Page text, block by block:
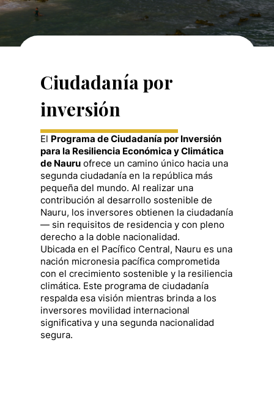
Ciudadanía por
inversión
El Programa de Ciudadanía por Inversión
para la Resiliencia Económica y Climática
de Nauru ofrece un camino único hacia una
segunda ciudadanía en la república más
pequeña del mundo. Al realizar una
contribución al desarrollo sostenible de
Nauru, los inversores obtienen la ciudadanía
— sin requisitos de residencia y con pleno
derecho a la doble nacionalidad.
Ubicada en el Pacífico Central, Nauru es una
nación micronesia pacífica comprometida
con el crecimiento sostenible y la resiliencia
climática. Este programa de ciudadanía
respalda esa visión mientras brinda a los
inversores movilidad internacional
significativa y una segunda nacionalidad
segura.